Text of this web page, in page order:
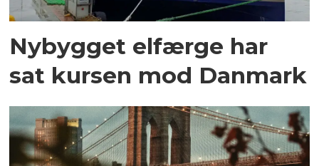
Nybygget elfærge har
sat kursen mod Danmark